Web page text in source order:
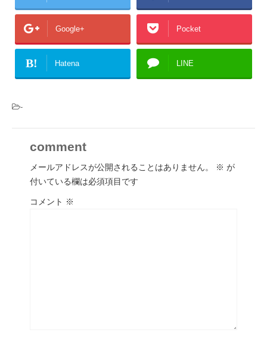
Google+ Pocket
B! Hatena LINE
-
comment
メールアドレスが公開されることはありません。 ※ が
付いている欄は必須項目です
コメント ※